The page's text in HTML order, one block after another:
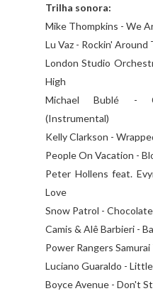
Trilha sonora:
Mike Thompkins - We
Lu Vaz - Rockin'
London Studio
High
Michael Bublé -
(Instrumental)
Kelly Clarkson -
People On Vacation -
Peter Hollens feat.
Love
Snow Patrol - Chocolate
Camis & Alê Barbieri -
Power Rangers
Luciano Guaraldo -
Boyce Avenue - Don't